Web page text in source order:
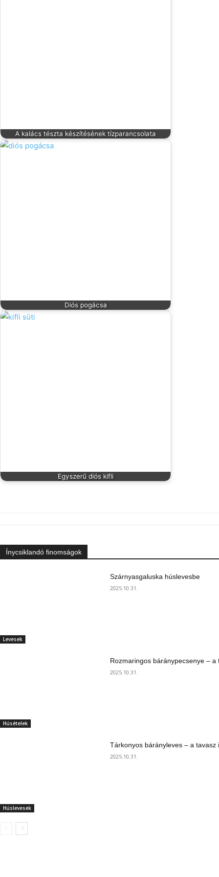
A kalács tészta készítésének tízparancsolata
Diós pogácsa
Egyszerű diós kifli
Ínycsiklandó finomságok
Levesek
Szárnyasgaluska húslevesbe
2025.10.31.
Húsételek
Rozmaringos báránypecsenye – a
2025.10.31.
Húslevesek
Tárkonyos bárányleves – a tavasz
2025.10.31.